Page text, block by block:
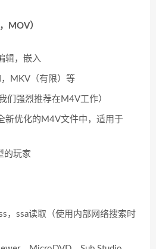
MOV）
辑，嵌入
MKV（有限）等
们强烈推荐在M4V工作）
新优化的M4V文件中，适用于
的玩家
，ssa读取（使用内部网络搜索时